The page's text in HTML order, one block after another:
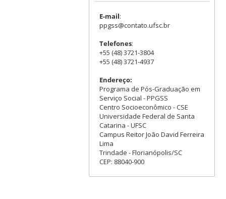
E-mail:
ppgss@contato.ufsc.br
Telefones:
+55 (48) 3721-3804
+55 (48) 3721-4937
Endereço:
Programa de Pós-Graduação em
Serviço Social - PPGSS
Centro Socioeconômico - CSE
Universidade Federal de Santa
Catarina - UFSC
Campus Reitor João David Ferreira
Lima
Trindade - Florianópolis/SC
CEP: 88040-900